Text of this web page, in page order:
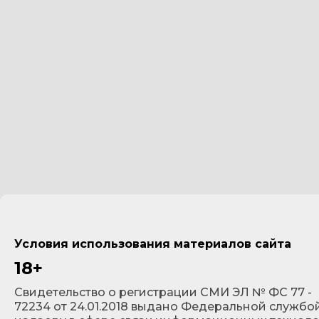
Условия использования материалов сайта
18+
Cвидетельство о регистрации СМИ ЭЛ № ФС 77 -
72234 от 24.01.2018 выдано Федеральной